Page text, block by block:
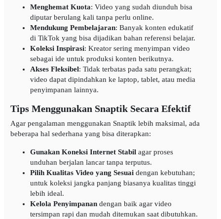
Menghemat Kuota: Video yang sudah diunduh bisa
diputar berulang kali tanpa perlu online.
Mendukung Pembelajaran: Banyak konten edukatif
di TikTok yang bisa dijadikan bahan referensi belajar.
Koleksi Inspirasi: Kreator sering menyimpan video
sebagai ide untuk produksi konten berikutnya.
Akses Fleksibel: Tidak terbatas pada satu perangkat;
video dapat dipindahkan ke laptop, tablet, atau media
penyimpanan lainnya.
Tips Menggunakan Snaptik Secara Efektif
Agar pengalaman menggunakan Snaptik lebih maksimal, ada
beberapa hal sederhana yang bisa diterapkan:
Gunakan Koneksi Internet Stabilagar proses
unduhan berjalan lancar tanpa terputus.
Pilih Kualitas Video yang Sesuaidengan kebutuhan;
untuk koleksi jangka panjang biasanya kualitas tinggi
lebih ideal.
Kelola Penyimpanandengan baik agar video
tersimpan rapi dan mudah ditemukan saat dibutuhkan.